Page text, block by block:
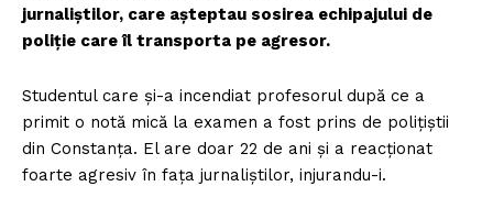
jurnaliștilor, care așteptau sosirea echipajului de
poliție care îl transporta pe agresor.
Studentul care și-a incendiat profesorul după ce a
primit o notă mică la examen a fost prins de polițiștii
din Constanța. El are doar 22 de ani și a reacționat
foarte agresiv în fața jurnaliștilor, injurandu-i.